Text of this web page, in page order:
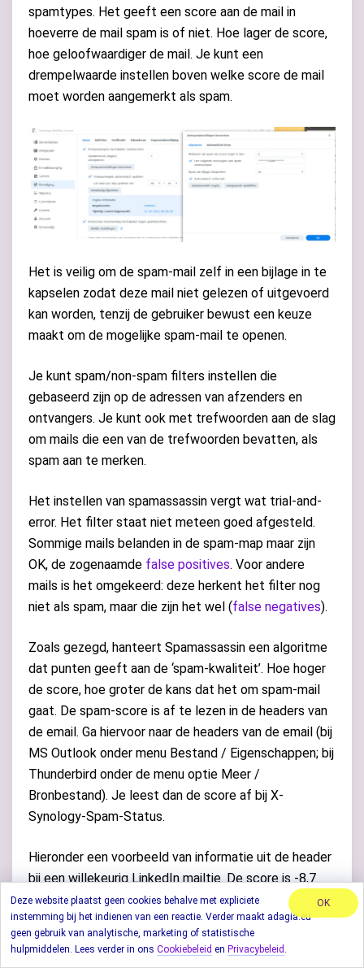
spamtypes. Het geeft een score aan de mail in
hoeverre de mail spam is of niet. Hoe lager de score,
hoe geloofwaardiger de mail. Je kunt een
drempelwaarde instellen boven welke score de mail
moet worden aangemerkt als spam.
Het is veilig om de spam-mail zelf in een bijlage in te
kapselen zodat deze mail niet gelezen of uitgevoerd
kan worden, tenzij de gebruiker bewust een keuze
maakt om de mogelijke spam-mail te openen.
Je kunt spam/non-spam filters instellen die
gebaseerd zijn op de adressen van afzenders en
ontvangers. Je kunt ook met trefwoorden aan de slag
om mails die een van de trefwoorden bevatten, als
spam aan te merken.
Het instellen van spamassassin vergt wat trial-and-
error. Het filter staat niet meteen goed afgesteld.
Sommige mails belanden in de spam-map maar zijn
OK, de zogenaamde false positives. Voor andere
mails is het omgekeerd: deze herkent het filter nog
niet als spam, maar die zijn het wel (false negatives).
Zoals gezegd, hanteert Spamassassin een algoritme
dat punten geeft aan de ‘spam-kwaliteit’. Hoe hoger
de score, hoe groter de kans dat het om spam-mail
gaat. De spam-score is af te lezen in de headers van
de email. Ga hiervoor naar de headers van de email (bij
MS Outlook onder menu Bestand / Eigenschappen; bij
Thunderbird onder de menu optie Meer /
Bronbestand). Je leest dan de score af bij X-
Synology-Spam-Status.
Hieronder een voorbeeld van informatie uit de header
bij een willekeurig LinkedIn mailtje. De score is -8,7
wat duidt op een juiste email. De regels van de
Dutch
Spamassassin Rules(DSR) zijn gericht op de
Nederlandse mail-omgeving. Het is dan ook geen
OK
Deze website plaatst geen cookies behalve met expliciete
instemming bij het indienen van een reactie. Verder maakt adagia.eu
geen gebruik van analytische, marketing of statistische
hulpmiddelen. Lees verder in ons Cookiebeleid en Privacybeleid .